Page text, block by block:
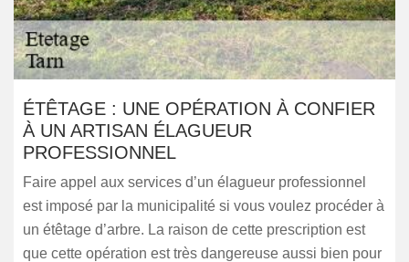
ÉTÊTAGE : UNE OPÉRATION À CONFIER
À UN ARTISAN ÉLAGUEUR
PROFESSIONNEL
Faire appel aux services d’un élagueur professionnel
est imposé par la municipalité si vous voulez procéder à
un étêtage d’arbre. La raison de cette prescription est
que cette opération est très dangereuse aussi bien pour